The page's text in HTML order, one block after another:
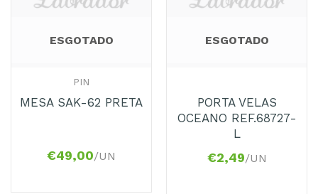
ESGOTADO
PIN
MESA SAK-62 PRETA
€49,00/UN
ESGOTADO
PORTA VELAS
OCEANO REF.68727-
L
€2,49/UN